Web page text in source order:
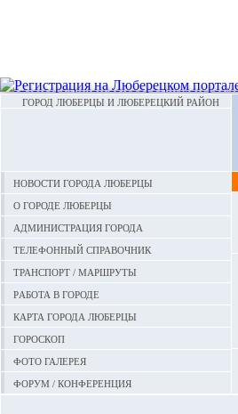
ГОРОД ЛЮБЕРЦЫ И ЛЮБЕРЕЦКИЙ РАЙОН
Новости города Люберцы
О городе Люберцы
Администрация города
Телефонный справочник
Транспорт / маршруты
Работа в городе
Карта города Люберцы
Гороскоп
Фото галерея
Форум / конференция